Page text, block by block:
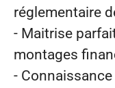
réglementaire
- Maitrise
montages
-